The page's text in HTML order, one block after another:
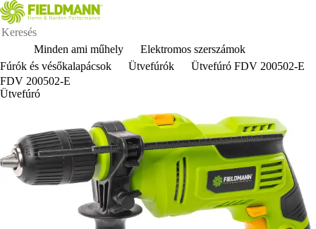
Minden ami műhely
Elektromos szerszámok
Fúrók és vésőkalapácsok
Ütvefúrók
Ütvefúró FDV 200502-E
FDV 200502-E
Ütvefúró